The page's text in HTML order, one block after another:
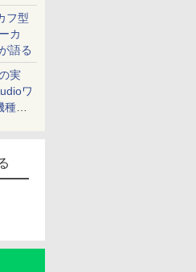
フ型
カ
語る
実
ワ
を